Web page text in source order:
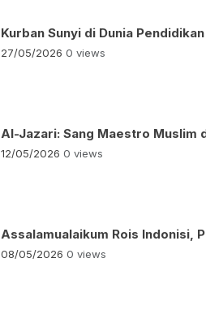
Kurban Sunyi di Dunia Pendidikan
27/05/2026 0 views
Al-Jazari: Sang Maestro Muslim
12/05/2026 0 views
Assalamualaikum Rois Indonisi,
08/05/2026 0 views